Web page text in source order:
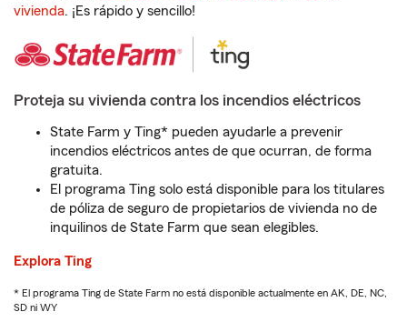
vivienda. ¡Es rápido y sencillo!
Proteja su vivienda contra los incendios eléctricos
State Farm y Ting* pueden ayudarle a prevenir
incendios eléctricos antes de que ocurran, de forma
gratuita.
El programa Ting solo está disponible para los titulares
de póliza de seguro de propietarios de vivienda no de
inquilinos de State Farm que sean elegibles.
Explora Ting
* El programa Ting de State Farm no está disponible actualmente en AK, DE, NC,
SD ni WY